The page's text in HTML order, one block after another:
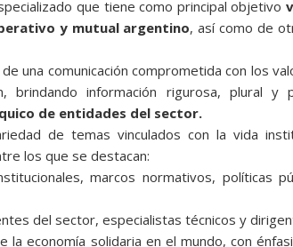
que tiene como principal objetivo
y mutual argentino, así como de
una comunicación comprometida con los
información rigurosa, plural y
de entidades del sector.
de temas vinculados con la vida
los que se destacan:
marcos normativos, políticas
del sector, especialistas técnicos y
la economía solidaria en el mundo, con